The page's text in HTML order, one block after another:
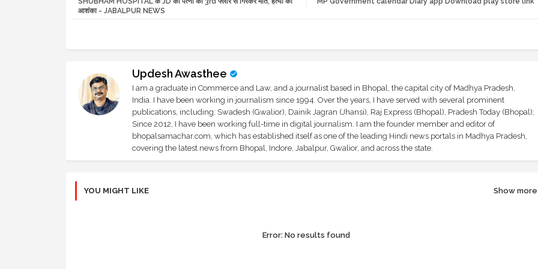
आशंका - JABALPUR NEWS
Updesh Awasthee
I am a graduate in Commerce and Law, and a journalist based in Bhopal, the capital city of Madhya Pradesh,
India. I have been working in journalism since 1994. Over the years, I have served with several prominent
publications, including: Swadesh (Gwalior), Dainik Jagran (Jhansi), Raj Express (Bhopal), Pradesh Today (Bhopal);
Since 2012, I have been working full-time in digital journalism. I am the founder member and editor of
bhopalsamachar.com, which has established itself as one of the leading Hindi news portals in Madhya Pradesh,
covering the latest news from Bhopal, Indore, Jabalpur, Gwalior, and across the state.
YOU MIGHT LIKE Show more
Error:No results found